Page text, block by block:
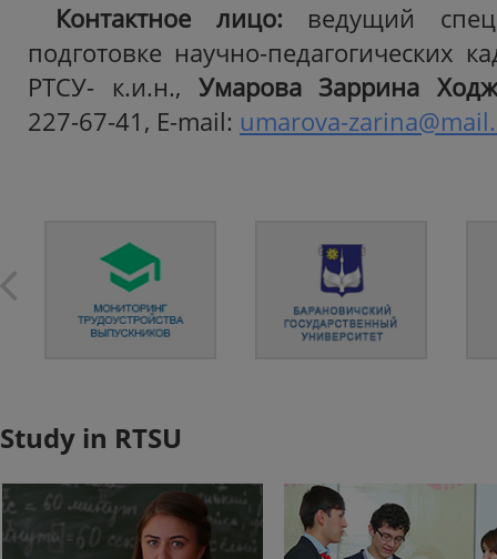
Контактное лицо: ведущий
подготовке научно-педагогических
РТСУ- к.и.н., Умарова Заррина
227-67-41, E-mail: umarova-
Study in RTSU